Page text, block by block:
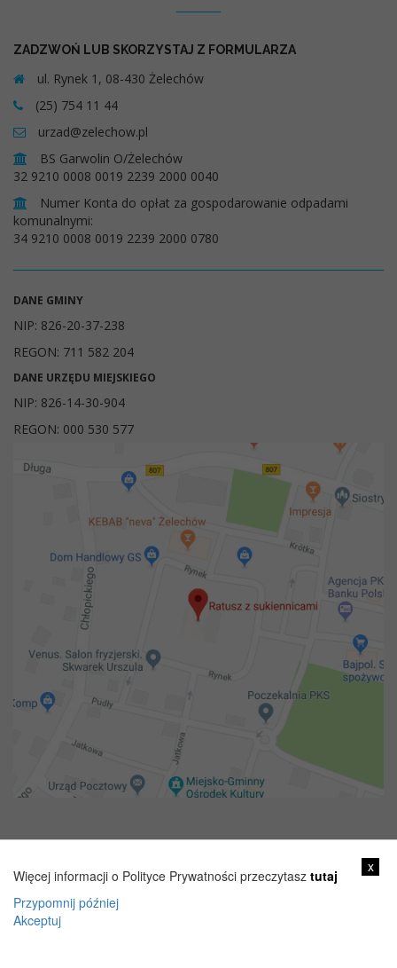
ZADZWOŃ LUB SKORZYSTAJ Z FORMULARZA
ul. Rynek 1, 08-430 Żelechów
(25) 754 11 44
urzad@zelechow.pl
BS Garwolin O/Żelechów
32 9210 0008 0019 2239 2000 0040
Numer Konta do opłat za gospodarowanie odpadami
komunalnymi:
34 9210 0008 0019 2239 2000 0780
DANE GMINY
NIP: 826-20-37-238
REGON: 711 582 204
DANE URZĘDU MIEJSKIEGO
NIP: 826-14-30-904
REGON: 000 530 577
x
Więcej informacji o Polityce Prywatności przeczytasz tutaj
Przypomnij później
Akceptuj